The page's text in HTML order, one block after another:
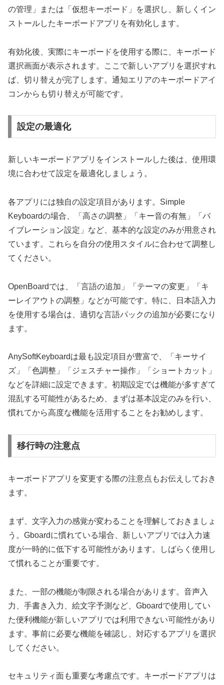
の管理」または「仮想キーボード」を選択し、新しくイン
ストールしたキーボードアプリを有効化します。
有効化後、実際にキーボードを使用する際に、キーボード
選択画面が表示されます。ここで新しいアプリを選択すれ
ば、切り替えが完了します。通知エリアのキーボードアイ
コンからも切り替えが可能です。
設定の最適化
新しいキーボードアプリをインストールした後は、使用環
境に合わせて設定を最適化しましょう。
各アプリには独自の設定項目があります。Simple
Keyboardの場合、「高さの調整」「キー音の有無」「バ
イブレーション設定」など、基本的な設定のみが用意され
ています。これらを自分の使用スタイルに合わせて調整し
てください。
OpenBoardでは、「言語の追加」「テーマの変更」「キ
ーレイアウトの調整」などが可能です。特に、日本語入力
を使用する場合は、適切な言語パックの追加が必要になり
ます。
AnySoftKeyboardは最も設定項目が豊富で、「キーサイ
ズ」「色調整」「ジェスチャー操作」「ショートカット」
などを詳細に設定できます。初期設定では機能が多すぎて
混乱する可能性があるため、まずは基本設定のみを行い、
慣れてから高度な機能を活用することをお勧めします。
移行時の注意点
キーボードアプリを変更する際の注意点もお伝えしておき
ます。
まず、文字入力の感覚が変わることを理解しておきましょ
う。Gboardに慣れている場合、新しいアプリでは入力速
度が一時的に低下する可能性があります。しばらく使用し
て慣れることが重要です。
また、一部の機能が制限される場合があります。音声入
力、手書き入力、絵文字予測など、Gboardで使用してい
た便利機能が新しいアプリでは利用できない可能性があり
ます。事前に必要な機能を確認し、対応するアプリを選択
してください。
セキュリティ面も重要な考慮点です。キーボードアプリは